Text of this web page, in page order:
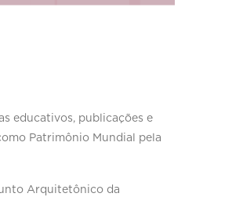
educativos, publicações e
Patrimônio Mundial pela
Arquitetônico da